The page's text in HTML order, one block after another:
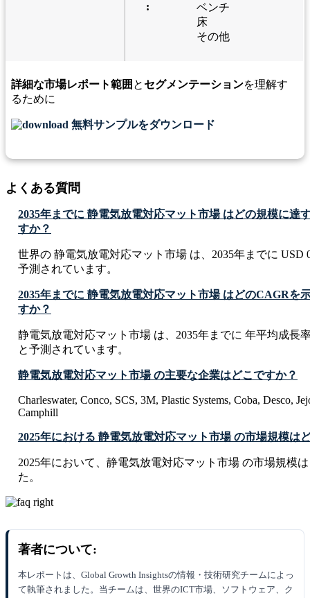
:
ベンチ
床
その他
詳細な市場レポート範囲 と セグメンテーションを理解す
るために
無料サンプルをダウンロード
よくある質問
2035年までに 静電気放電対応マット市場 はどの規模に達
すか？
世界の 静電気放電対応マット市場 は、2035年までに USD
予測されています。
2035年までに 静電気放電対応マット市場 はどのCAGRを
すか？
静電気放電対応マット市場 は、2035年までに 年平均成長
と予測されています。
静電気放電対応マット市場 の主要な企業はどこですか？
Charleswater, Conco, SCS, 3M, Plastic Systems, Coba, Desco,
Camphill
2025年における 静電気放電対応マット市場 の市場規模は
2025年において、静電気放電対応マット市場 の市場規模
た。
著者について:
本レポートは、Global Growth Insightsの情報・技術研究チームによっ
て執筆されました。当チームは、世界のICT市場、ソフトウェア、ク